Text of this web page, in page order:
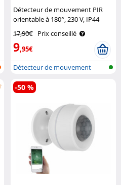
Détecteur de mouvement PIR
orientable à 180°, 230 V, IP44
17,90€ Prix conseillé
9,95€
Détecteur de mouvement
pour usage i..
-50 %